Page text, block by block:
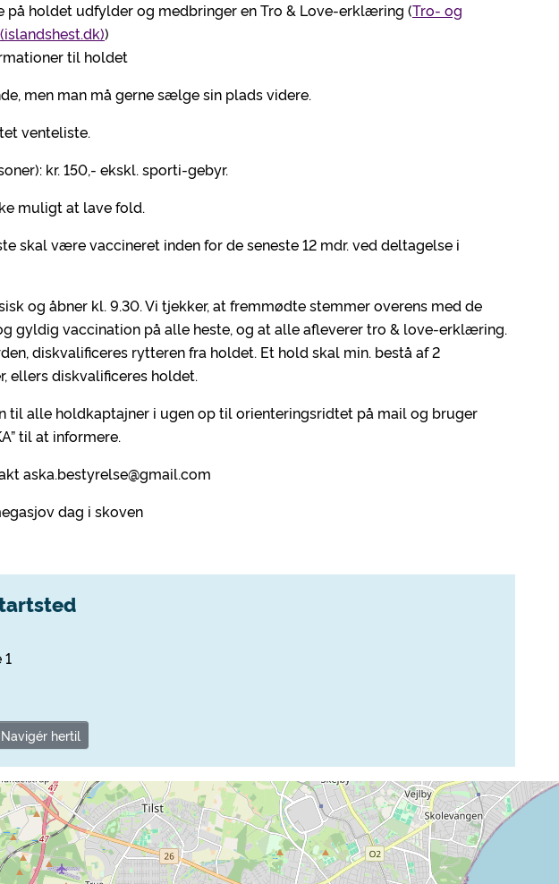
på holdet udfylder og medbringer en Tro & Love-erklæring (Tro- og
)
til holdet
men man må gerne sælge sin plads videre.
venteliste.
kr. 150,- ekskl. sporti-gebyr.
muligt at lave fold.
skal være vaccineret inden for de seneste 12 mdr. ved deltagelse i
og åbner kl. 9.30. Vi tjekker, at fremmødte stemmer overens med de
gyldig vaccination på alle heste, og at alle afleverer tro & love-erklæring.
diskvalificeres rytteren fra holdet. Et hold skal min. bestå af 2
ellers diskvalificeres holdet.
til alle holdkaptajner i ugen op til orienteringsridtet på mail og bruger
til at informere.
aska.bestyrelse@gmail.com
dag i skoven
Navigér hertil